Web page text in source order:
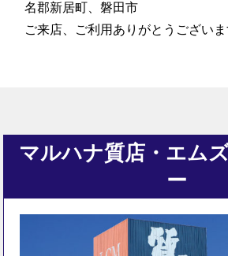
名郡新居町、磐田市
ご来店、ご利用ありがとうございま
マルハナ質店・エム
ー